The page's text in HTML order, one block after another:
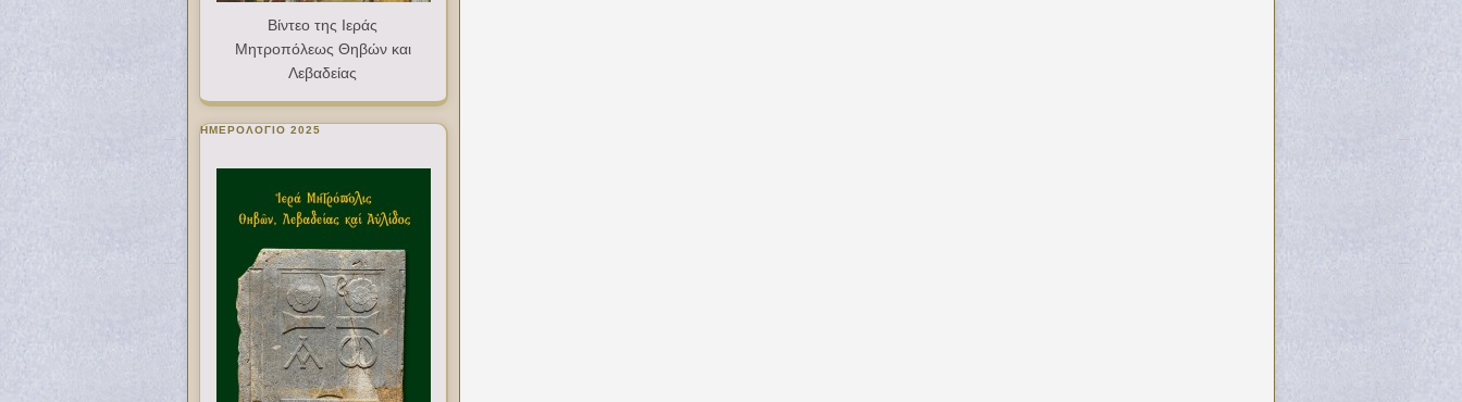
Βίντεο της Ιεράς
Μητροπόλεως Θηβών και
Λεβαδείας
ΗΜΕΡΟΛΟΓΙΟ 2025